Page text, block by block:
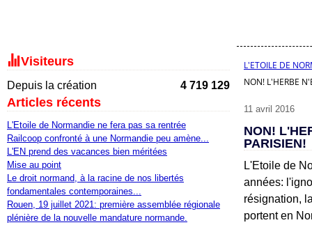
Visiteurs
Depuis la création 4 719 129
Articles récents
L'Etoile de Normandie ne fera pas sa rentrée
Railcoop confronté à une Normandie peu amène...
L'EN prend des vacances bien méritées
Mise au point
Le droit normand, à la racine de nos libertés
fondamentales contemporaines...
Rouen, 19 juillet 2021: première assemblée régionale
plénière de la nouvelle mandature normande.
L'ETOILE DE
NON! L'HERBE
11 avril 2016
NON!
PARISIEN!
L'Etoile de
années:
résignation,
portent en